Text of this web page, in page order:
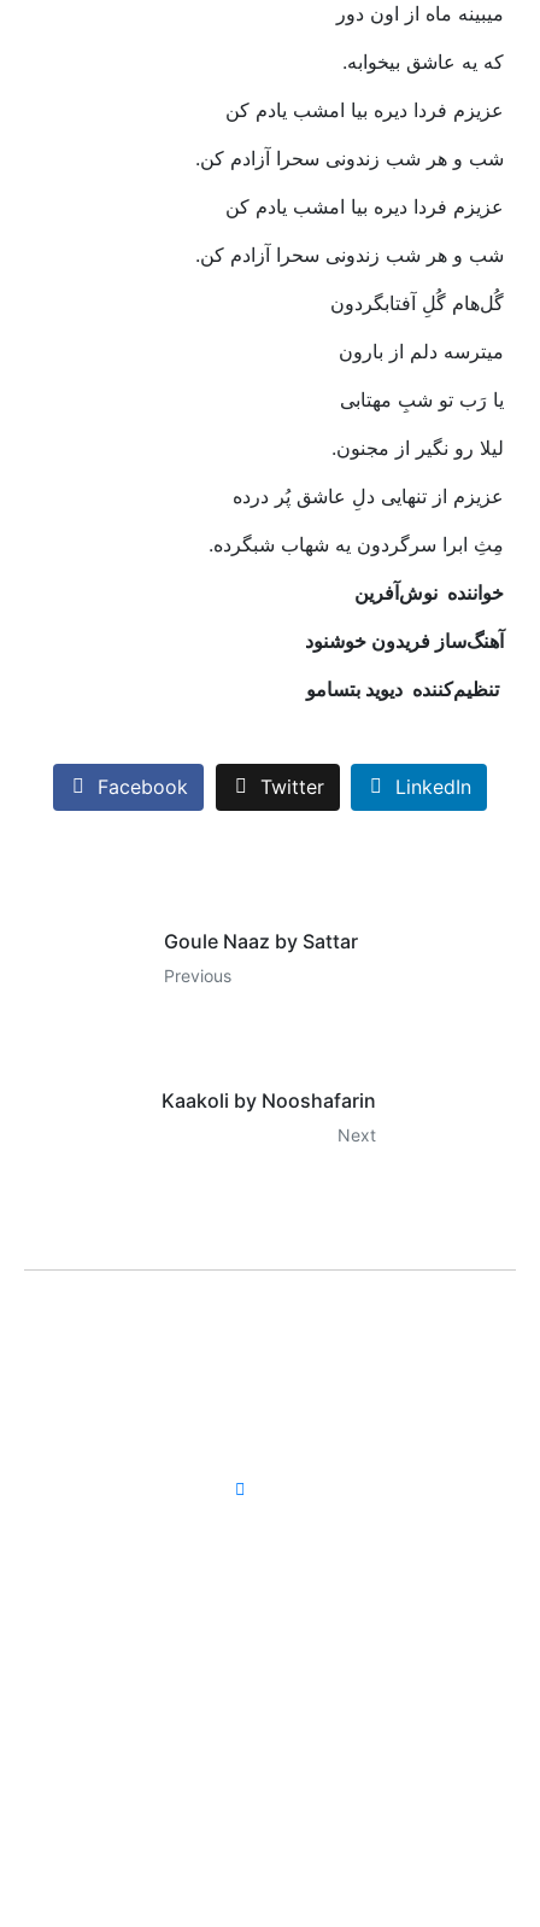
میبینه‭ ‬ماه‭ ‬از‭ ‬اون‭ ‬دور
که‭ ‬یه‭ ‬عاشق‭ ‬بیخوابه‭.‬
عزیزم‭ ‬فردا‭ ‬دیره‭ ‬بیا‭ ‬امشب‭ ‬یادم‭ ‬کن
شب‭ ‬و‭ ‬هر‭ ‬شب‭ ‬زندونی‭ ‬سحرا‭ ‬آزادم‭ ‬کن‭.‬
عزیزم‭ ‬فردا‭ ‬دیره‭ ‬بیا‭ ‬امشب‭ ‬یادم‭ ‬کن
شب‭ ‬و‭ ‬هر‭ ‬شب‭ ‬زندونی‭ ‬سحرا‭ ‬آزادم‭ ‬کن‭.‬
گُل‌هام‭ ‬گُلِ‭ ‬آفتابگردون‭ ‬
میترسه‭ ‬دلم‭ ‬از‭ ‬بارون
یا‭ ‬رَب‭ ‬تو‭ ‬شبِ‭ ‬مهتابی‭ ‬
لیلا‭ ‬رو‭ ‬نگیر‭ ‬از‭ ‬مجنون‭.‬
عزیزم‭ ‬از‭ ‬تنهایی‭ ‬دلِ‭ ‬عاشق‭ ‬پُر‭ ‬درده
مِثِ‭ ‬ابرا‭ ‬سرگردون‭ ‬یه‭ ‬شهاب‭ ‬شبگرده‭.‬
خواننده‭ نوش‌آفرین‭
آهنگ‌ساز‭ ‬ فریدون‭ ‬خوشنود
‭ ‬تنظیم‌کننده‭
دیوید‭ ‬بتسامو
Facebook Twitter LinkedIn
Goule Naaz by Sattar
Previous
Kaakoli by Nooshafarin
Next